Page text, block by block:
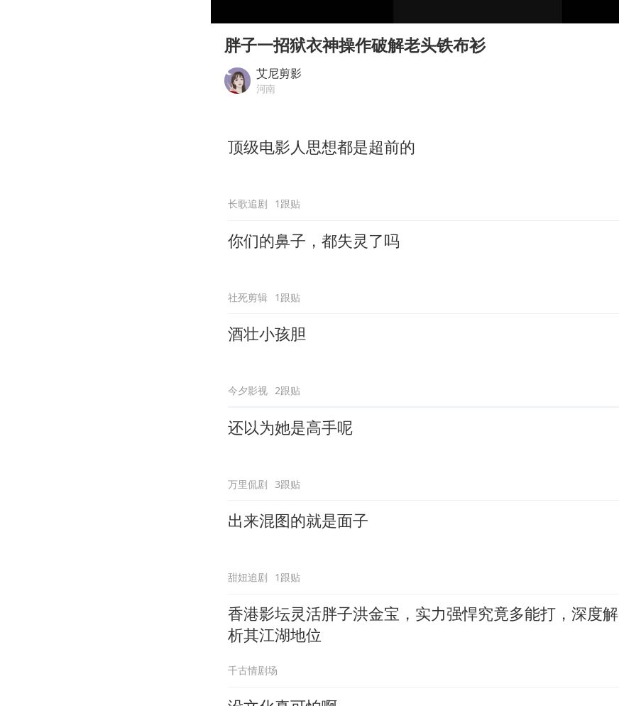
世界第1特鲁姆普斯诺克中国赛一轮游
国足U17与阿森纳决赛取消 并列冠军
刘嘉玲晒与周星驰合照
胖子一招狱衣神操作破解老头铁布衫
艾尼剪影
河南
顶级电影人思想都是超前的
长歌追剧 1跟贴
你们的鼻子，都失灵了吗
社死剪辑 1跟贴
酒壮小孩胆
今夕影视 2跟贴
还以为她是高手呢
万里侃剧 3跟贴
出来混图的就是面子
甜妞追剧 1跟贴
香港影坛灵活胖子洪金宝，实力强悍究竟多能打，深度解
析其江湖地位
千古情剧场